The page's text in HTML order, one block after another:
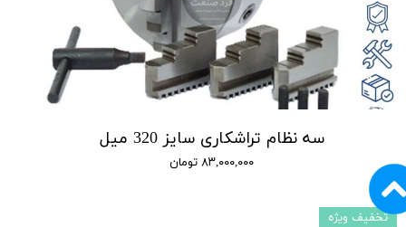
سه نظام تراشکاری سایز 320 میل
۸۳,۰۰۰,۰۰۰ تومان
تخفیف ویژه